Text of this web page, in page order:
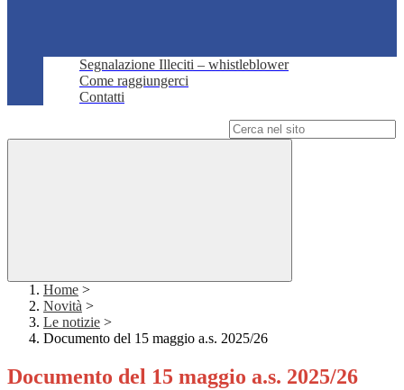
Segnalazione Illeciti – whistleblower
Come raggiungerci
Contatti
Home >
Novità >
Le notizie >
Documento del 15 maggio a.s. 2025/26
Documento del 15 maggio a.s. 2025/26